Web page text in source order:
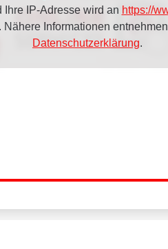
Ihre IP-Adresse wird an https://
Nähere Informationen
Datenschutzerklärung.